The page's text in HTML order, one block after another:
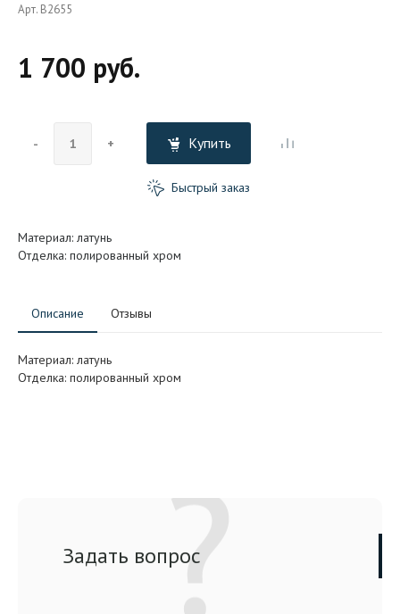
Арт. B2655
1 700 руб.
- + Купить
Быстрый заказ
Материал: латунь
Отделка: полированный хром
Описание Отзывы
Материал: латунь
Отделка: полированный хром
Задать вопрос